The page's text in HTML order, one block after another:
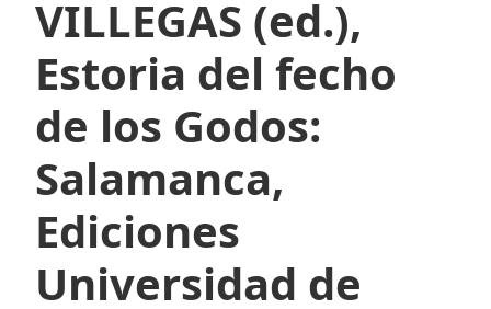
VILLEGAS (ed.),
Estoria del fecho
de los Godos:
Salamanca,
Ediciones
Universidad de